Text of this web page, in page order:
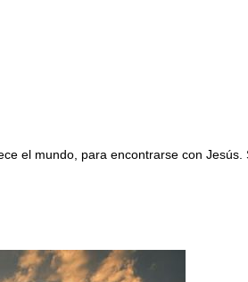
el mundo, para encontrarse con Jesús.